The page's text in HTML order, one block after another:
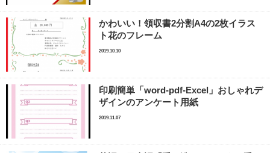
かわいい！領収書2分割A4の2枚イラス
ト花のフレーム
2019.10.10
印刷簡単「word-pdf-Excel」おしゃれデ
ザインのアンケート用紙
2019.11.07